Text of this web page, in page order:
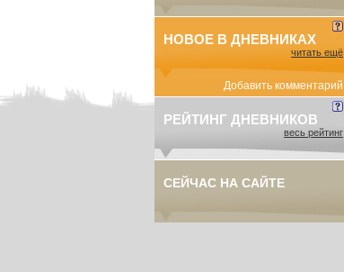
НОВОЕ В ДНЕВНИКАХ
читать ещё
Добавить комментарий
РЕЙТИНГ ДНЕВНИКОВ
весь рейтинг
СЕЙЧАС НА САЙТЕ